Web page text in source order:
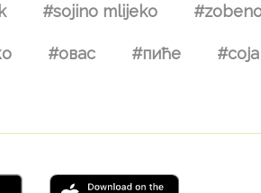
#sojino mlijeko
#овас #пиће #соја